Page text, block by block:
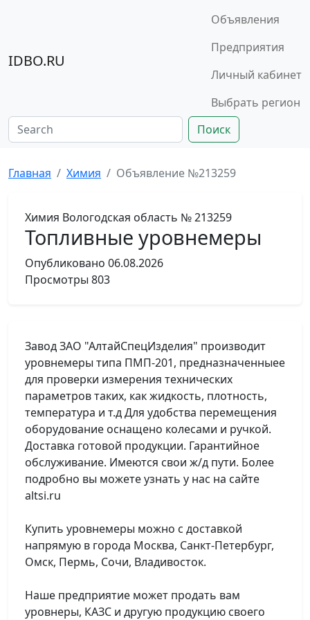
IDBO.RU
Объявления
Предприятия
Личный кабинет
Выбрать регион
Поиск
Главная Химия Объявление №213259
Химия Вологодская область № 213259
Топливные уровнемеры
Опубликовано 06.08.2026
Просмотры 803
Завод ЗАО "АлтайСпецИзделия" производит
уровнемеры типа ПМП-201, предназначенныее
для проверки измерения технических
параметров таких, как жидкость, плотность,
температура и т.д Для удобства перемещения
оборудование оснащено колесами и ручкой.
Доставка готовой продукции. Гарантийное
обслуживание. Имеются свои ж/д пути. Более
подробно вы можете узнать у нас на сайте
altsi.ru
Купить уровнемеры можно с доставкой
напрямую в города Москва, Санкт-Петербург,
Омск, Пермь, Сочи, Владивосток.
Наше предприятие может продать вам
уровнеры, КАЗС и другую продукцию своего